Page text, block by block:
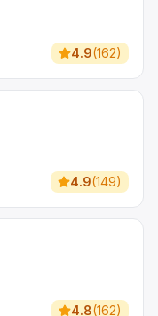
4.9(162)
4.9(149)
4.8(162)